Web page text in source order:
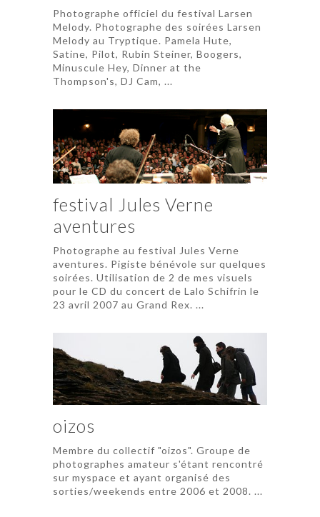
Photographe officiel du festival Larsen
Melody. Photographe des soirées Larsen
Melody au Tryptique. Pamela Hute,
Satine, Pilot, Rubin Steiner, Boogers,
Minuscule Hey, Dinner at the
Thompson's, DJ Cam, ...
festival Jules Verne
aventures
Photographe au festival Jules Verne
aventures. Pigiste bénévole sur quelques
soirées. Utilisation de 2 de mes visuels
pour le CD du concert de Lalo Schifrin le
23 avril 2007 au Grand Rex. ...
oizos
Membre du collectif "oizos". Groupe de
photographes amateur s'étant rencontré
sur myspace et ayant organisé des
sorties/weekends entre 2006 et 2008. ...